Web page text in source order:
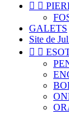
 
GALETS
Site de
 